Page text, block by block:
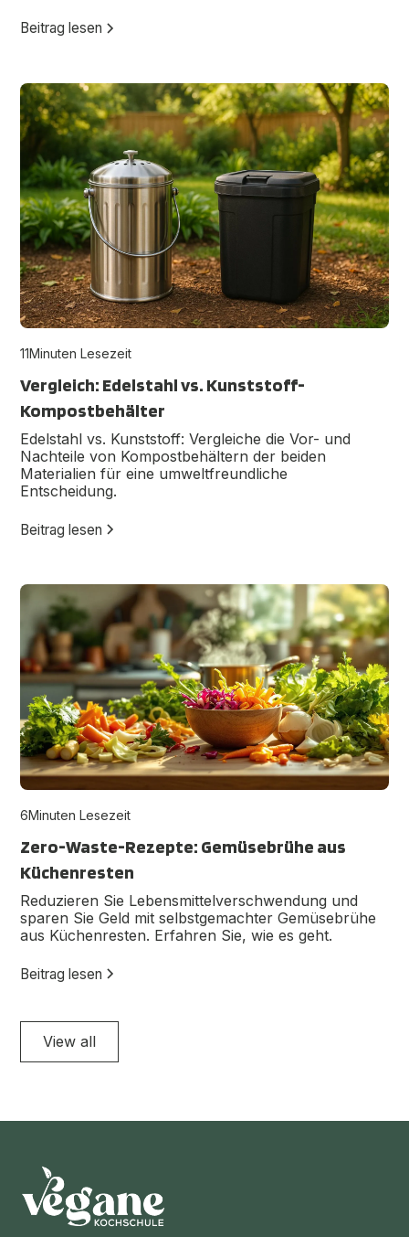
Beitrag lesen
11Minuten Lesezeit
Vergleich: Edelstahl vs. Kunststoff-
Kompostbehälter
Edelstahl vs. Kunststoff: Vergleiche die Vor- und
Nachteile von Kompostbehältern der beiden
Materialien für eine umweltfreundliche
Entscheidung.
Beitrag lesen
6Minuten Lesezeit
Zero-Waste-Rezepte: Gemüsebrühe aus
Küchenresten
Reduzieren Sie Lebensmittelverschwendung und
sparen Sie Geld mit selbstgemachter Gemüsebrühe
aus Küchenresten. Erfahren Sie, wie es geht.
Beitrag lesen
View all